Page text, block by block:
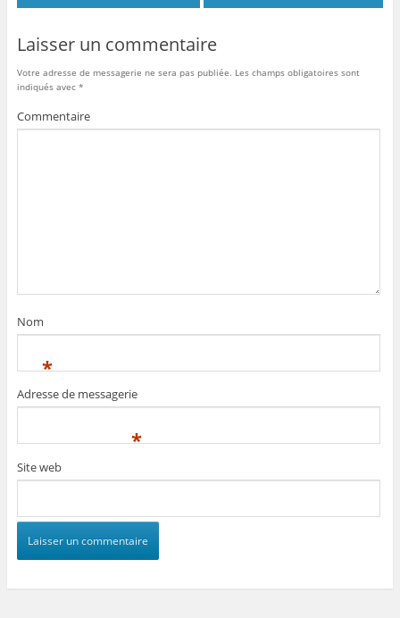
Laisser un commentaire
Votre adresse de messagerie ne sera pas publiée. Les champs obligatoires sont
indiqués avec *
Commentaire
Nom
*
Adresse de messagerie
*
Site web